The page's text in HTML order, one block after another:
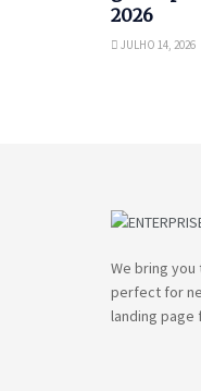
2026
JULHO 14, 2026
We bring
perfect for
landing page